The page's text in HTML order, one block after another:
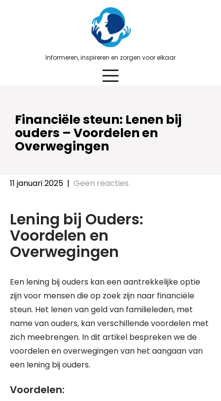
Informeren, inspireren en zorgen voor elkaar
Financiële steun: Lenen bij
ouders – Voordelen en
Overwegingen
11 januari 2025 | Geen reacties
Lening bij Ouders:
Voordelen en
Overwegingen
Een lening bij ouders kan een aantrekkelijke optie
zijn voor mensen die op zoek zijn naar financiële
steun. Het lenen van geld van familieleden, met
name van ouders, kan verschillende voordelen met
zich meebrengen. In dit artikel bespreken we de
voordelen en overwegingen van het aangaan van
een lening bij ouders.
Voordelen: